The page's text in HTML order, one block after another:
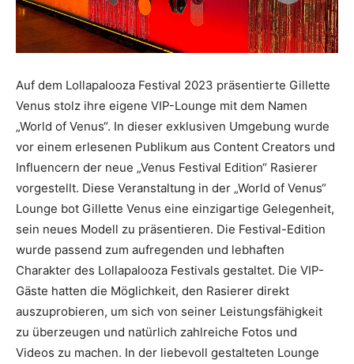
Auf dem Lollapalooza Festival 2023 präsentierte Gillette
Venus stolz ihre eigene VIP-Lounge mit dem Namen
„World of Venus“. In dieser exklusiven Umgebung wurde
vor einem erlesenen Publikum aus Content Creators und
Influencern der neue „Venus Festival Edition“ Rasierer
vorgestellt. Diese Veranstaltung in der „World of Venus“
Lounge bot Gillette Venus eine einzigartige Gelegenheit,
sein neues Modell zu präsentieren. Die Festival-Edition
wurde passend zum aufregenden und lebhaften
Charakter des Lollapalooza Festivals gestaltet. Die VIP-
Gäste hatten die Möglichkeit, den Rasierer direkt
auszuprobieren, um sich von seiner Leistungsfähigkeit
zu überzeugen und natürlich zahlreiche Fotos und
Videos zu machen. In der liebevoll gestalteten Lounge